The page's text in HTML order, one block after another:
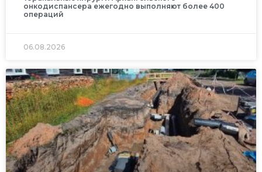
онкодиспансера ежегодно выполняют более 400
операций
06.08.2026